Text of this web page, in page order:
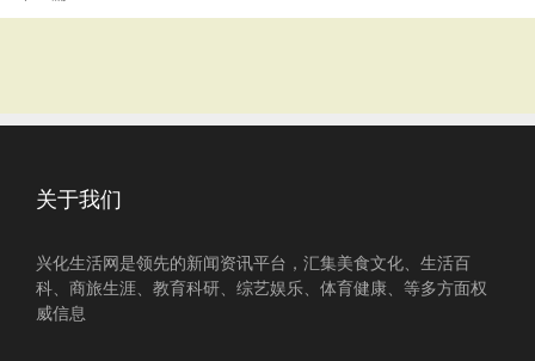
关于我们
兴化生活网是领先的新闻资讯平台，汇集美食文化、生活百
科、商旅生涯、教育科研、综艺娱乐、体育健康、等多方面权
威信息